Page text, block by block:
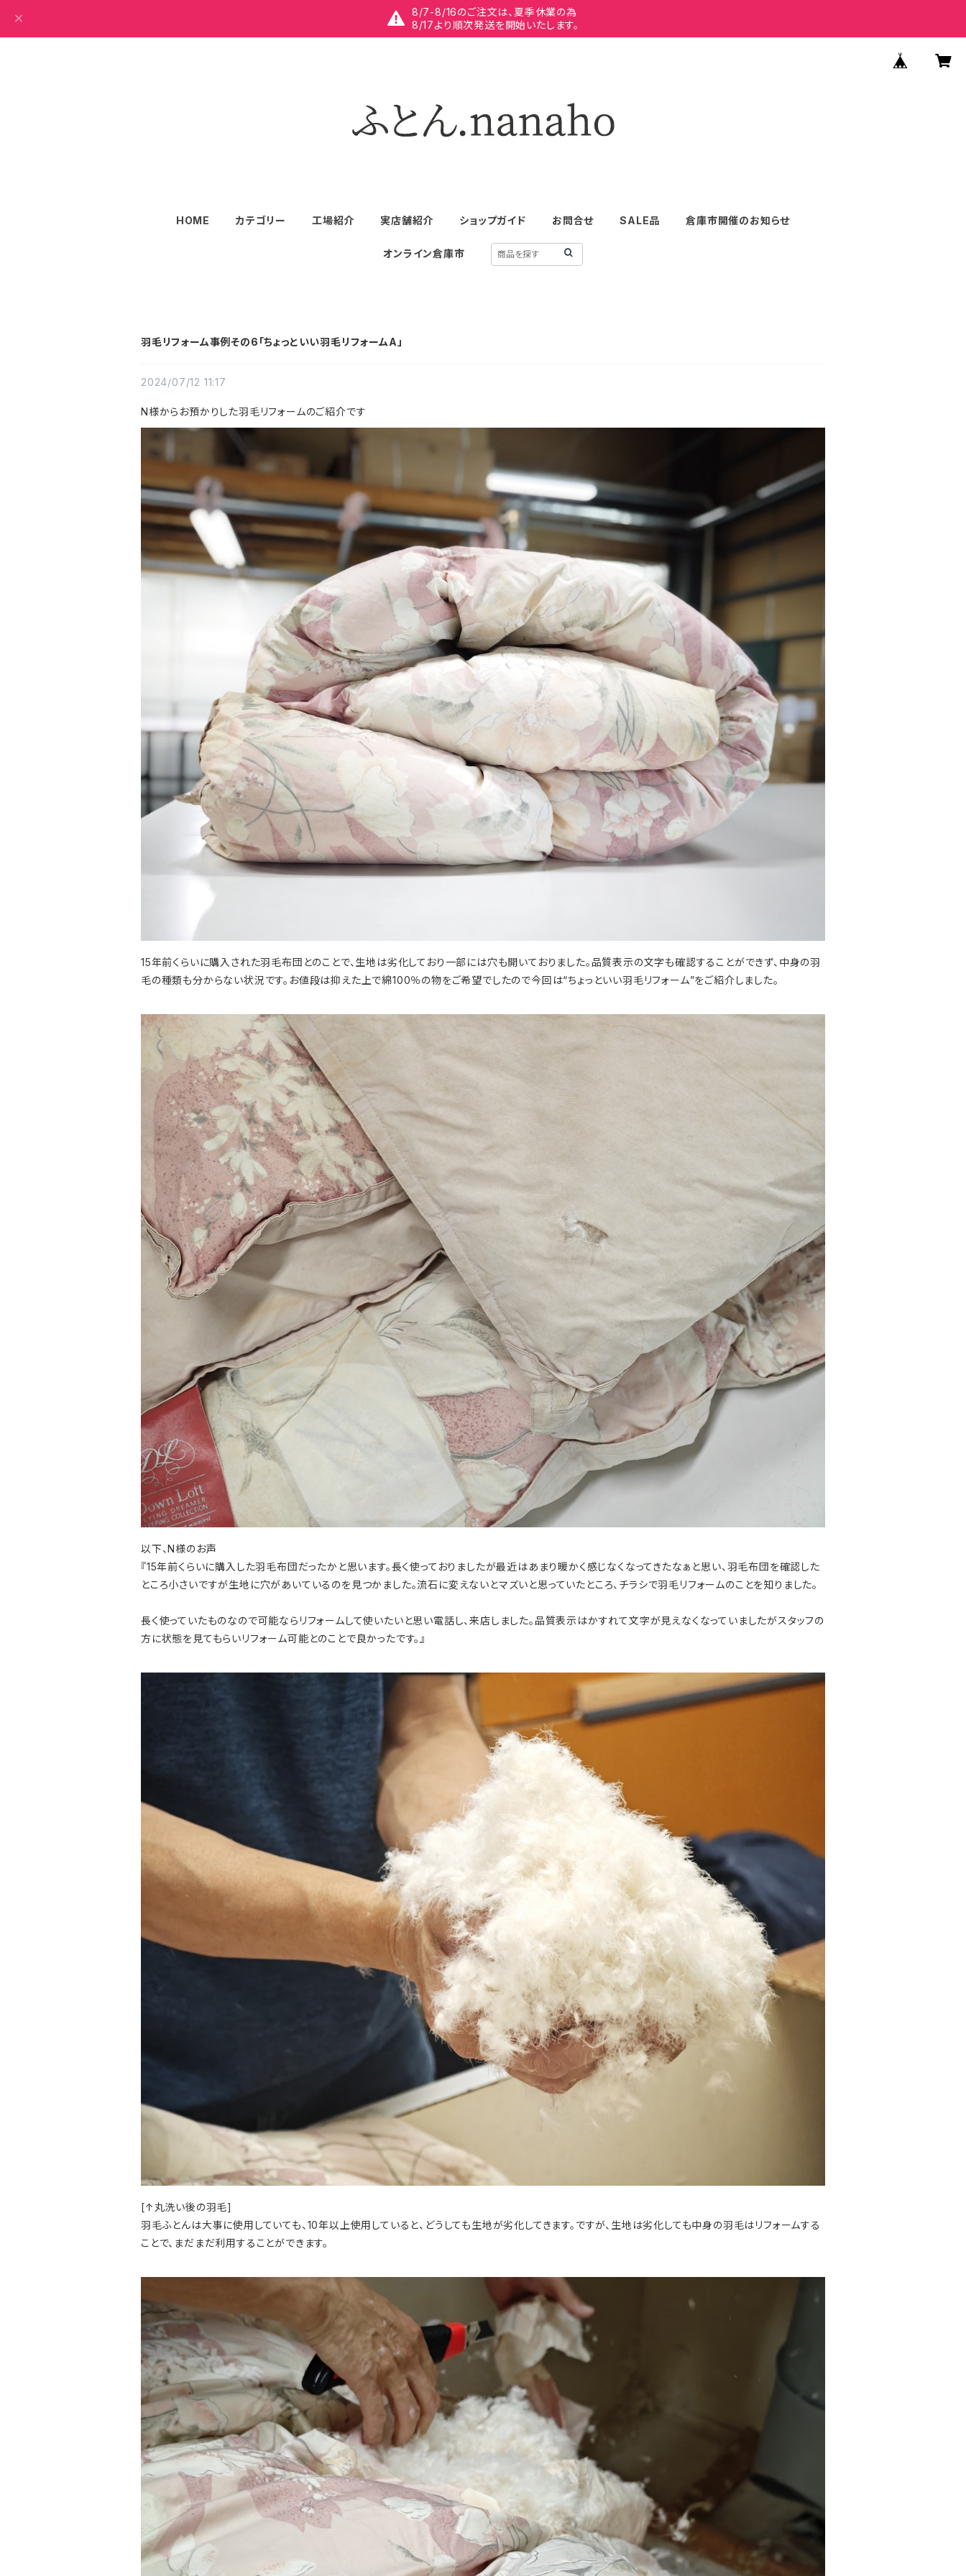
8/7-8/16のご注文は、夏季休業の為
8/17より順次発送を開始いたします。
HOME カテゴリー 工場紹介 実店舗紹介 ショップガイド お問合せ SALE品 倉庫市開催のお知らせ
オンライン倉庫市
羽毛リフォーム事例その6「ちょっといい羽毛リフォームA」
2024/07/12 11:17
N様からお預かりした羽毛リフォームのご紹介です
15年前くらいに購入された羽毛布団とのことで、生地は劣化しており一部には穴も開いておりました。品質表示の文字も確認することができず、中身の羽
毛の種類も分からない状況です。お値段は抑えた上で綿100％の物をご希望でしたので今回は“ちょっといい羽毛リフォーム”をご紹介しました。
以下、N様のお声
『15年前くらいに購入した羽毛布団だったかと思います。長く使っておりましたが最近はあまり暖かく感じなくなってきたなぁと思い、羽毛布団を確認した
ところ小さいですが生地に穴があいているのを見つかました。流石に変えないとマズいと思っていたところ、チラシで羽毛リフォームのことを知りました。
長く使っていたものなので可能ならリフォームして使いたいと思い電話し、来店しました。品質表示はかすれて文字が見えなくなっていましたがスタッフの
方に状態を見てもらいリフォーム可能とのことで良かったです。』
[↑丸洗い後の羽毛]
羽毛ふとんは大事に使用していても、10年以上使用していると、どうしても生地が劣化してきます。ですが、生地は劣化しても中身の羽毛はリフォームする
ことで、まだまだ利用することができます。